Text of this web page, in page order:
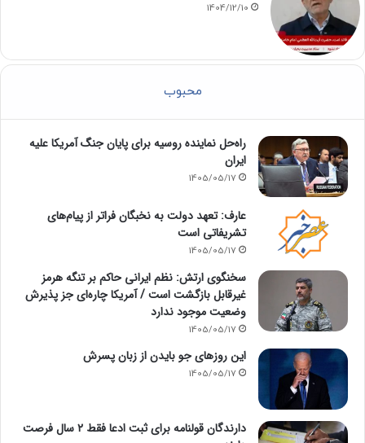
1404/12/10
محبوب
راه‌حل نماینده روسیه برای پایان جنگ آمریکا علیه
ایران
1405/05/17
عارف: تعهد دولت به نخبگان فراتر از پیام‎‌های
تشریفاتی است
1405/05/17
سخنگوی ارتش: نظم ایرانی حاکم بر تنگه هرمز
غیرقابل بازگشت است / آمریکا چاره‌ای جز پذیرش
وضعیت موجود ندارد
1405/05/17
این روزهای جو بایدن از زبان پسرش
1405/05/17
دارندگان قولنامه برای ثبت ادعا فقط ۲ سال فرصت